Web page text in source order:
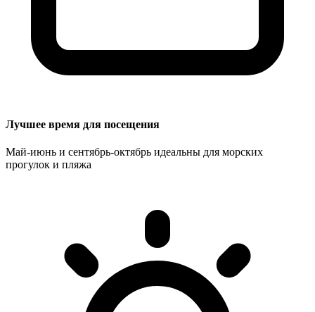
Лучшее время для посещения
Май-июнь и сентябрь-октябрь идеальны для морских
прогулок и пляжа